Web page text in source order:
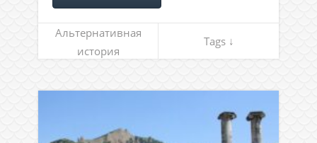
Альтернативная
история
Tags ↓